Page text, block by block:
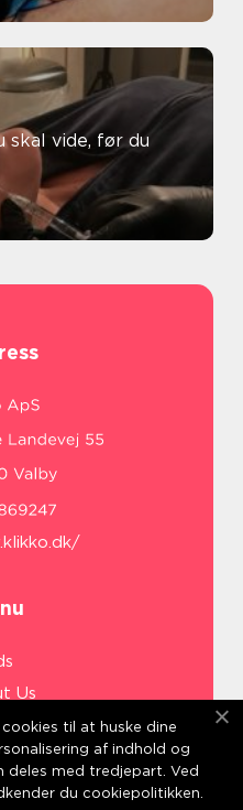
Us
til at huske dine
af indhold og
deles med tredjepart. Ved
du cookiepolitikken.